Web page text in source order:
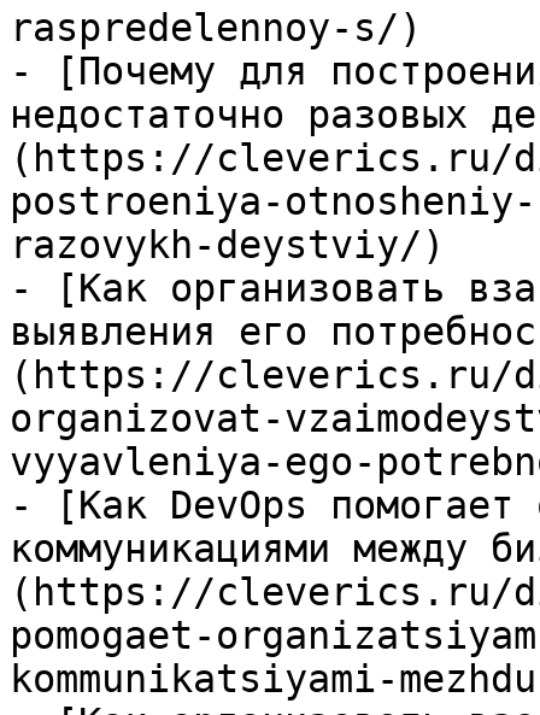
raspredelennoy-s/)
- [Почему для
недостаточно разовых
(https://cleverics.ru/
postroeniya-
razovykh-deystviy/)
- [Как организовать
выявления его
(https://cleverics.ru/
organizovat-
vyyavleniya-ego-
- [Как DevOps помогает
коммуникациями между
(https://cleverics.ru/
pomogaet-
kommunikatsiyami-